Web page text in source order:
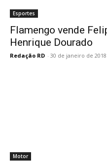
Esportes
Flamengo vende
Henrique Dourado
Redação RD - 30 de janeiro de 2018
Motor